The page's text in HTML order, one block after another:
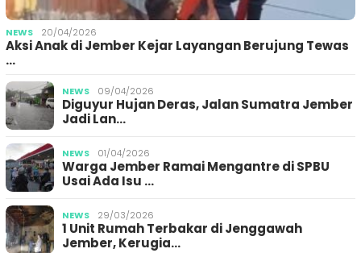
NEWS 20/04/2026
Aksi Anak di Jember Kejar Layangan Berujung Tewas
…
NEWS 09/04/2026
Diguyur Hujan Deras, Jalan Sumatra Jember
Jadi Lan…
NEWS 01/04/2026
Warga Jember Ramai Mengantre di SPBU
Usai Ada Isu …
NEWS 29/03/2026
1 Unit Rumah Terbakar di Jenggawah
Jember, Kerugia…